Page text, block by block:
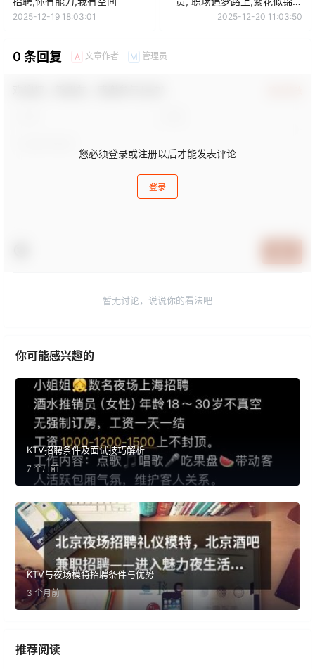
2025-12-19 18:03:01
前方
2025-12-20 11:03:50
0 条回复 A 文章作者 M 管理员
您必须登录或注册以后才能发表评论
登录
暂无讨论，说说你的看法吧
你可能感兴趣的
KTV招聘条件及面试技巧解析
7 个月前
KTV与夜场模特招聘条件与优势
3 个月前
推荐阅读